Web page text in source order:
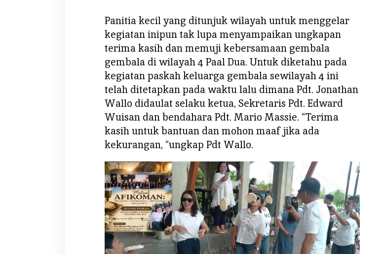
Panitia kecil yang ditunjuk wilayah untuk menggelar
kegiatan inipun tak lupa menyampaikan ungkapan
terima kasih dan memuji kebersamaan gembala
gembala di wilayah 4 Paal Dua. Untuk diketahu pada
kegiatan paskah keluarga gembala sewilayah 4 ini
telah ditetapkan pada waktu lalu dimana Pdt. Jonathan
Wallo didaulat selaku ketua, Sekretaris Pdt. Edward
Wuisan dan bendahara Pdt. Mario Massie. “Terima
kasih untuk bantuan dan mohon maaf jika ada
kekurangan, “ungkap Pdt Wallo.